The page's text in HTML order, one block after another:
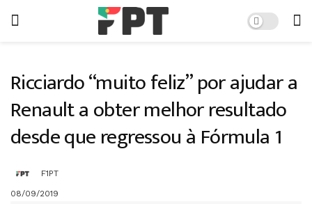
Ricciardo “muito feliz” por ajudar a
Renault a obter melhor resultado
desde que regressou à Fórmula 1
F1PT
08/09/2019